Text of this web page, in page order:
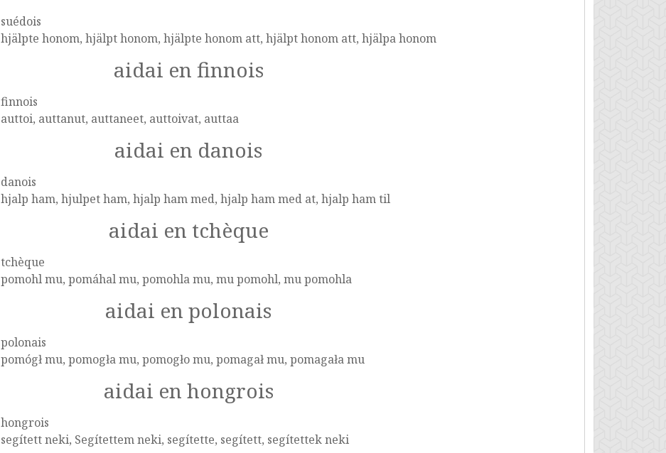
suédois
hjälpte honom, hjälpt honom, hjälpte honom att, hjälpt honom att, hjälpa honom
aidai en finnois
finnois
auttoi, auttanut, auttaneet, auttoivat, auttaa
aidai en danois
danois
hjalp ham, hjulpet ham, hjalp ham med, hjalp ham med at, hjalp ham til
aidai en tchèque
tchèque
pomohl mu, pomáhal mu, pomohla mu, mu pomohl, mu pomohla
aidai en polonais
polonais
pomógł mu, pomogła mu, pomogło mu, pomagał mu, pomagała mu
aidai en hongrois
hongrois
segített neki, Segítettem neki, segítette, segített, segítettek neki